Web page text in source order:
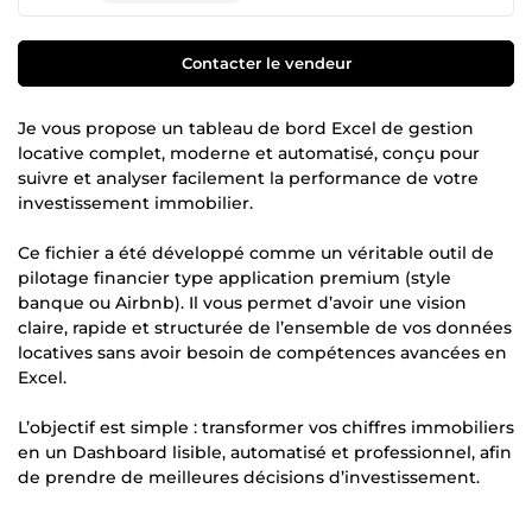
Contacter le vendeur
Je vous propose un tableau de bord Excel de gestion
locative complet, moderne et automatisé, conçu pour
suivre et analyser facilement la performance de votre
investissement immobilier.
Ce fichier a été développé comme un véritable outil de
pilotage financier type application premium (style
banque ou Airbnb). Il vous permet d’avoir une vision
claire, rapide et structurée de l’ensemble de vos données
locatives sans avoir besoin de compétences avancées en
Excel.
L’objectif est simple : transformer vos chiffres immobiliers
en un Dashboard lisible, automatisé et professionnel, afin
de prendre de meilleures décisions d’investissement.